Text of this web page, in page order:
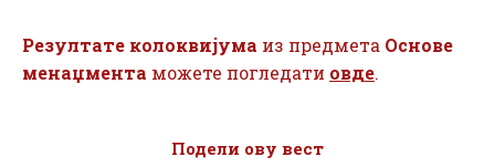
Резултате колоквијума из предмета Основе
менаџмента можете погледати овде.
Подели ову вест